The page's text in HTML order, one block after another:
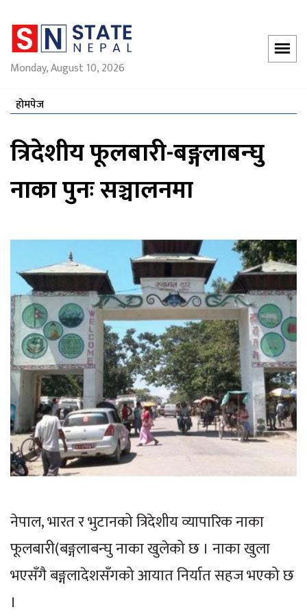
Monday, August 10, 2026
होमपेज
त्रिदेशीय फूलबारी-बङ्गलाबन्घु
नाका पुनः सञ्चालनमा
नेपाल, भारत र भुटानको त्रिदेशीय व्यापारिक नाका
फूलबारी(बङ्गलाबन्घु नाका खुलेको छ । नाका खुला
भएसँगै बङ्गलादेशसँगको आयात निर्यात सहज भएको छ
।